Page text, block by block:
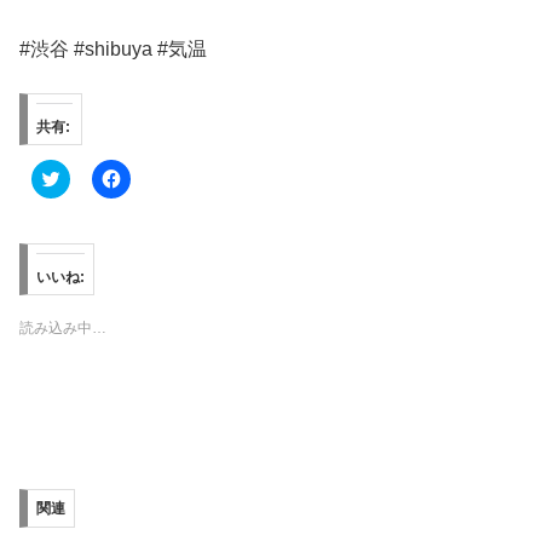
#渋谷 #shibuya #気温
共有:
ク
リ
し
て
T
w
i
t
ウ
ィ
ン
F
a
いいね:
読み込み中…
関連